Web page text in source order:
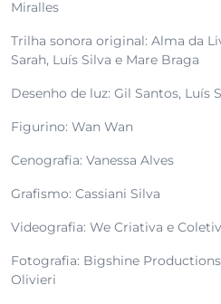
Miralles
Trilha sonora original: Alma da
Sarah, Luís Silva e Mare Braga
Desenho de luz: Gil Santos, Luís
Figurino: Wan Wan
Cenografia: Vanessa Alves
Grafismo: Cassiani Silva
Videografia: We Criativa e
Fotografia: Bigshine
Olivieri